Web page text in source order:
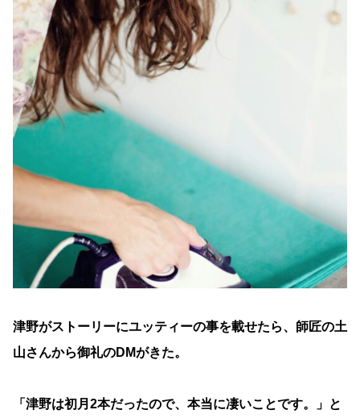
津野がストーリーにユッティーの事を載せたら、師匠の土
山さんから御礼のDMがきた。
「津野は初月2本だったので、本当に凄いことです。」と